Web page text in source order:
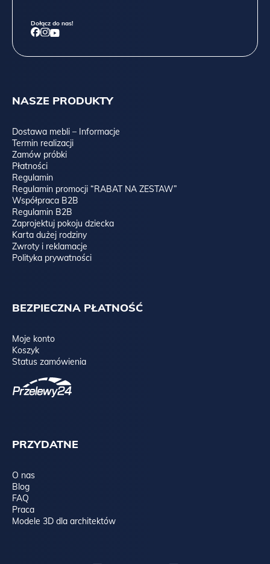
NASZE PRODUKTY
Dostawa mebli – Informacje
Termin realizacji
Zamów próbki
Płatności
Regulamin
Regulamin promocji “RABAT NA ZESTAW”
Współpraca B2B
Regulamin B2B
Zaprojektuj pokoju dziecka
Karta dużej rodziny
Zwroty i reklamacje
Polityka prywatności
BEZPIECZNA PŁATNOŚĆ
Moje konto
Koszyk
Status zamówienia
PRZYDATNE
O nas
Blog
FAQ
Praca
Modele 3D dla architektów
Dołącz do nas!